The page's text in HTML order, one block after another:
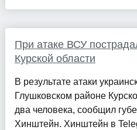
При атаке ВСУ
Курской области
В результате атаки
Глушковском районе
два человека, сообщил
Хинштейн. Хинштейн в